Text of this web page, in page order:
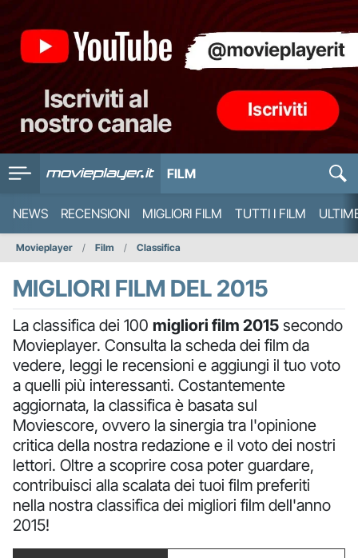
FILM
NEWS RECENSIONI MIGLIORI FILM TUTTI I FILM
Movieplayer Film Classifica
MIGLIORI FILM DEL 2015
La classifica dei 100 migliori film 2015 secondo
Movieplayer. Consulta la scheda dei film da
vedere, leggi le recensioni e aggiungi il tuo voto
a quelli più interessanti. Costantemente
aggiornata, la classifica è basata sul
Moviescore, ovvero la sinergia tra l'opinione
critica della nostra redazione e il voto dei nostri
lettori. Oltre a scoprire cosa poter guardare,
contribuisci alla scalata dei tuoi film preferiti
nella nostra classifica dei migliori film dell'anno
2015!